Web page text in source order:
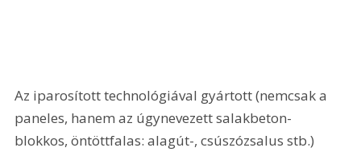
Az iparosított technológiával gyártott (nemcsak a
paneles, hanem az úgynevezett salakbeton-
blokkos, öntöttfalas: alagút-, csúszózsalus stb.)